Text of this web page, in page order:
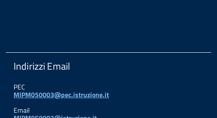
Indirizzi Email
PEC
MIPM050003@pec.istruzione.it
Email